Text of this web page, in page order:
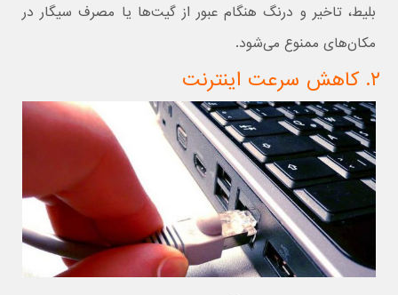
بلیط، تاخیر و درنگ هنگام عبور از گیت‌ها یا مصرف سیگار در
مکان‌های ممنوع می‌شود.
۲. کاهش سرعت اینترنت